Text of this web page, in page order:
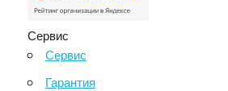
Сервис
Сервис
Гарантия